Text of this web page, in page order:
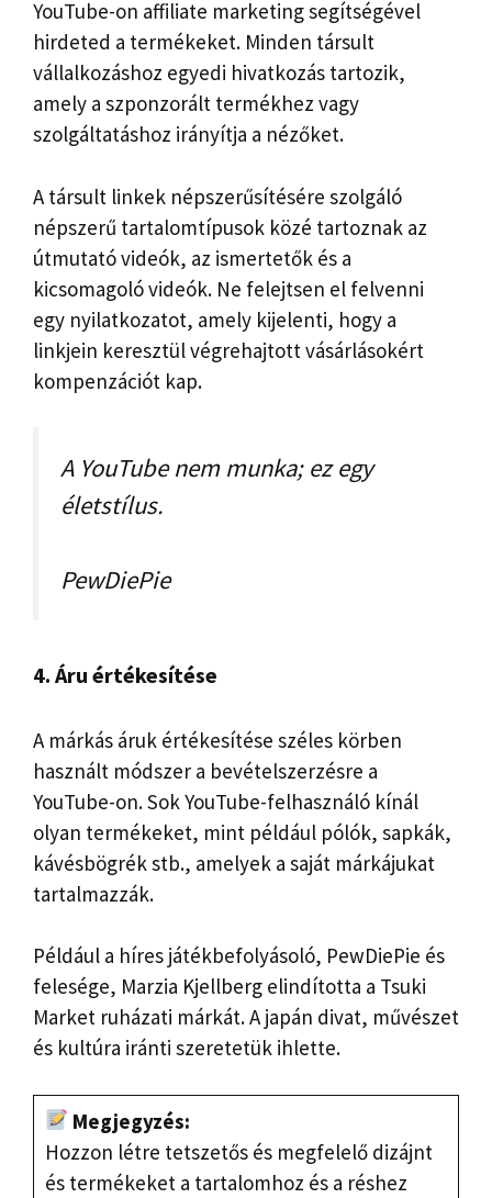
YouTube-on affiliate marketing segítségével
hirdeted a termékeket. Minden társult
vállalkozáshoz egyedi hivatkozás tartozik,
amely a szponzorált termékhez vagy
szolgáltatáshoz irányítja a nézőket.
A társult linkek népszerűsítésére szolgáló
népszerű tartalomtípusok közé tartoznak az
útmutató videók, az ismertetők és a
kicsomagoló videók. Ne felejtsen el felvenni
egy nyilatkozatot, amely kijelenti, hogy a
linkjein keresztül végrehajtott vásárlásokért
kompenzációt kap.
A YouTube nem munka; ez egy
életstílus.
PewDiePie
4. Áru értékesítése
A márkás áruk értékesítése széles körben
használt módszer a bevételszerzésre a
YouTube-on. Sok YouTube-felhasználó kínál
olyan termékeket, mint például pólók, sapkák,
kávésbögrék stb., amelyek a saját márkájukat
tartalmazzák.
Például a híres játékbefolyásoló, PewDiePie és
felesége, Marzia Kjellberg elindította a Tsuki
Market ruházati márkát. A japán divat, művészet
és kultúra iránti szeretetük ihlette.
Megjegyzés:
Hozzon létre tetszetős és megfelelő dizájnt
és termékeket a tartalomhoz és a réshez